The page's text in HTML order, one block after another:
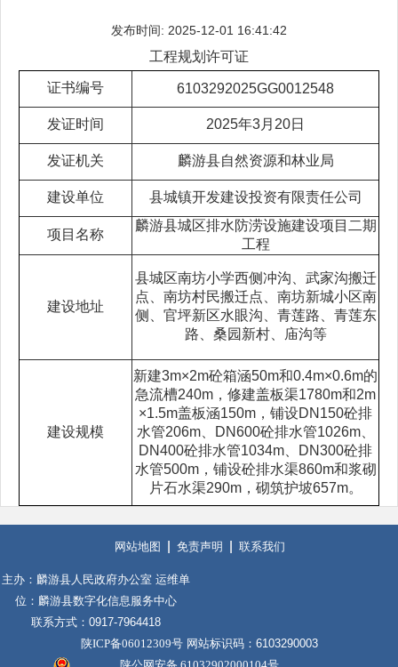
发布时间: 2025-12-01 16:41:42
工程规划许可证
证书编号 6103292025GG0012548
发证时间 2025年3月20日
发证机关 麟游县自然资源和林业局
建设单位 县城镇开发建设投资有限责任公司
项目名称
麟游县城区排水防涝设施建设项目二期
工程
建设地址
县城区南坊小学西侧冲沟、武家沟搬迁
点、南坊村民搬迁点、南坊新城小区南
侧、官坪新区水眼沟、青莲路、青莲东
路、桑园新村、庙沟等
建设规模
新建3m×2m砼箱涵50m和0.4m×0.6m的
急流槽240m，修建盖板渠1780m和2m
×1.5m盖板涵150m，铺设DN150砼排
水管206m、DN600砼排水管1026m、
DN400砼排水管1034m、DN300砼排
水管500m，铺设砼排水渠860m和浆砌
片石水渠290m，砌筑护坡657m。
网站地图 免责声明 联系我们
主办：麟游县人民政府办公室 运维单
位：麟游县数字化信息服务中心
联系方式：0917-7964418
陕ICP备06012309号网站标识码：6103290003